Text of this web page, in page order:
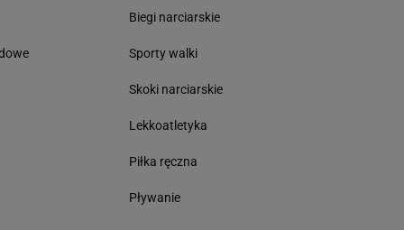
Biegi narciarskie
Sporty walki
Skoki narciarskie
Lekkoatletyka
Piłka ręczna
Pływanie